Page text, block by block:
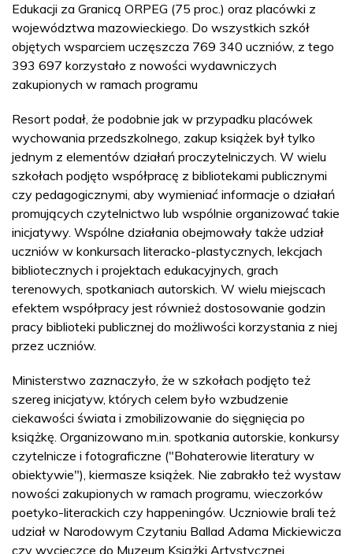
Edukacji za Granicą ORPEG (75 proc.) oraz placówki z
województwa mazowieckiego. Do wszystkich szkół
objętych wsparciem uczęszcza 769 340 uczniów, z tego
393 697 korzystało z nowości wydawniczych
zakupionych w ramach programu
Resort podał, że podobnie jak w przypadku placówek
wychowania przedszkolnego, zakup książek był tylko
jednym z elementów działań proczytelniczych. W wielu
szkołach podjęto współpracę z bibliotekami publicznymi
czy pedagogicznymi, aby wymieniać informacje o działań
promujących czytelnictwo lub wspólnie organizować takie
inicjatywy. Wspólne działania obejmowały także udział
uczniów w konkursach literacko-plastycznych, lekcjach
bibliotecznych i projektach edukacyjnych, grach
terenowych, spotkaniach autorskich. W wielu miejscach
efektem współpracy jest również dostosowanie godzin
pracy biblioteki publicznej do możliwości korzystania z niej
przez uczniów.
Ministerstwo zaznaczyło, że w szkołach podjęto też
szereg inicjatyw, których celem było wzbudzenie
ciekawości świata i zmobilizowanie do sięgnięcia po
książkę. Organizowano m.in. spotkania autorskie, konkursy
czytelnicze i fotograficzne ("Bohaterowie literatury w
obiektywie"), kiermasze książek. Nie zabrakło też wystaw
nowości zakupionych w ramach programu, wieczorków
poetyko-literackich czy happeningów. Uczniowie brali też
udział w Narodowym Czytaniu Ballad Adama Mickiewicza
czy wycieczce do Muzeum Książki Artystycznej.